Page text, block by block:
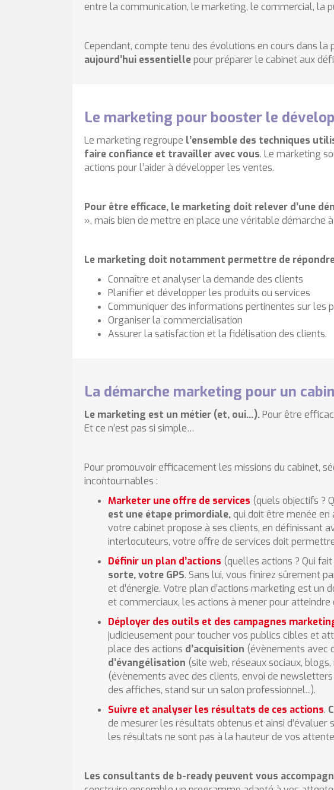
entre la communication, le marketing, le commercial, la
Cependant, compte tenu des évolutions en cours dans la
aujourd’hui essentiellepour préparer le cabinet aux
Le marketing pour booster le
Le marketing regroupe l’ensemble des techniques
faire confiance et travailler avec vous. Le marketing
actions pour l’aider à développer les ventes.
Pour être efficace, le marketing doit relever d’une
», mais bien de mettre en place une véritable démarche
Le marketing doit notamment permettre de
Connaître et analyser la demande des clients
Planifier et développer les produits ou services
Communiquer des informations pertinentes sur les
Organiser la commercialisation
Assurer la satisfaction et la fidélisation des clients.
La démarche marketing pour un
Le marketing est un métier (et, oui…).Pour être
Et ce n’est pas si simple…
Pour promouvoir efficacement les missions du cabinet,
incontournables :
Marketer une offre de services (quels objectifs ?
est une étape primordiale,qui doit être menée
votre cabinet propose à ses clients, en définissant
interlocuteurs, votre offre de services doit
Définir un plan d’actions (quelles actions ? Qui
sorte, votre GPS. Sans lui, vous finirez sûrement
et d’énergie. Votre plan d’actions marketing est
et commerciaux, les actions à mener pour atteindre
Déployer des outils et des campagnes
judicieusement pour toucher vos publics cibles et
place des actions d’acquisition (évènements avec
d’évangélisation (site web, réseaux sociaux,
(évènements avec des clients, envoi de
des affiches, stand sur un salon professionnel...).
Suivre et analyser les résultats de ces actions.
de mesurer les résultats obtenus et ainsi
les résultats ne sont pas à la hauteur de vos
Les consultants de b-ready peuvent vous